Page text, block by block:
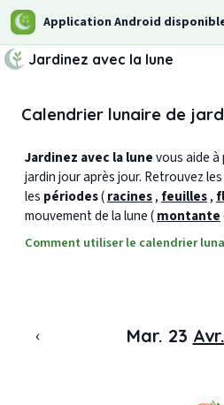
Application Android
Jardinez avec la lune
Calendrier lunaire de
Jardinez avec la lunevous aide
jardin jour après jour. Retrouvez les
les périodes(racines, feuilles,
mouvement de la lune (montante
Comment utiliser le calendrier
‹ Mar. 23 Avr.